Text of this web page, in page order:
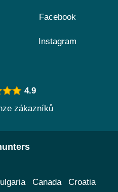
Facebook
Instagram
4.9
zákazníků
Canada Croatia